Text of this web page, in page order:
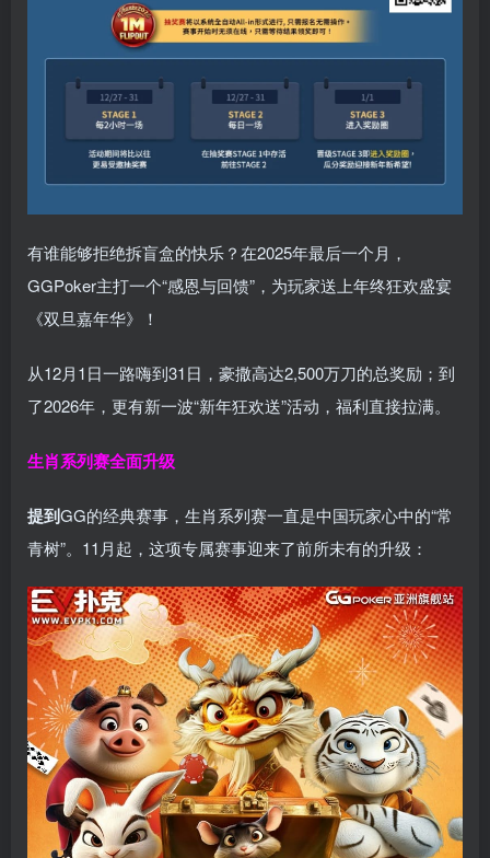
有谁能够拒绝拆盲盒的快乐？在2025年最后一个月，
GGPoker主打一个“感恩与回馈”，为玩家送上年终狂欢盛宴
《双旦嘉年华》！
从12月1日一路嗨到31日，豪撒高达2,500万刀的总奖励；到
了2026年，更有新一波“新年狂欢送”活动，福利直接拉满。
生肖系列赛全面升级
提到GG的经典赛事，生肖系列赛一直是中国玩家心中的“常
青树”。11月起，这项专属赛事迎来了前所未有的升级：